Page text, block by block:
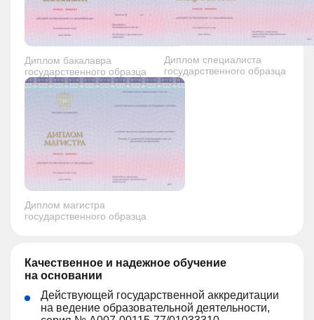
Диплом бакалавра
государственного образца
Диплом специалиста
государственного образца
Диплом магистра
государственного образца
Качественное и надежное обучение
на основании
Действующей государственной аккредитации
на ведение образовательной деятельности,